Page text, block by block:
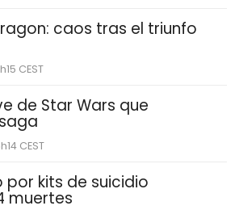
caos tras el triunfo
CEST
de Star Wars que
CEST
por kits de suicidio
muertes